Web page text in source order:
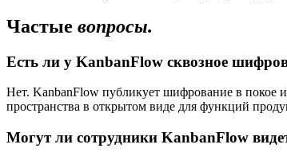
Частые вопросы.
Есть ли у KanbanFlow сквозное
Нет. KanbanFlow публикует шифрование в покое
пространства в открытом виде для функций
Могут ли сотрудники KanbanFlow